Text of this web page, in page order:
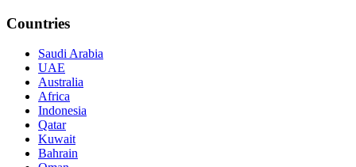
Countries
Saudi Arabia
UAE
Australia
Africa
Indonesia
Qatar
Kuwait
Bahrain